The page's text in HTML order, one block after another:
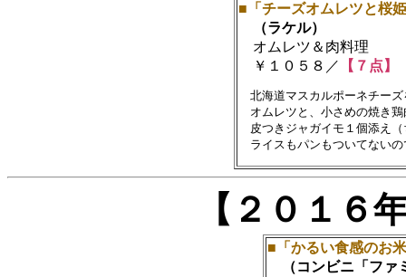
■「チーズオムレツと桜
（ラケル）
オムレツ＆肉料理
￥１０５８／ 【７点】
北海道マスカルポーネチー
オムレツと、小さめの焼き鶏
皮つきジャガイモ１個添え（
【２０１
■「かるい食感のお
（コンビニ「ファ